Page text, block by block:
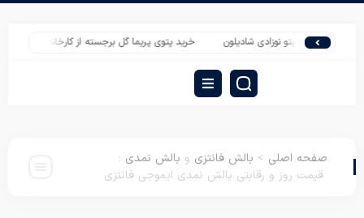
عمده پتو نوزادی شادیلون خرید پتوی پریما گل برجسته از کارخانه روتختی
صفحه اصلی > بالش فانتزی و بالش نمدی :
قیمت روز و رقابتی بالش نمدی ایموجی فانتزی